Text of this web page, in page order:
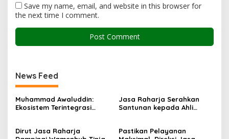
Save my name, email, and website in this browser for
the next time I comment.
News Feed
Muhammad Awaluddin:
Ekosistem Terintegrasi
Maksimal Kepada
Jasa Raharja Serahkan
Santunan kepada Ahli
Dirut Jasa Raharja
Pastikan Pelayanan